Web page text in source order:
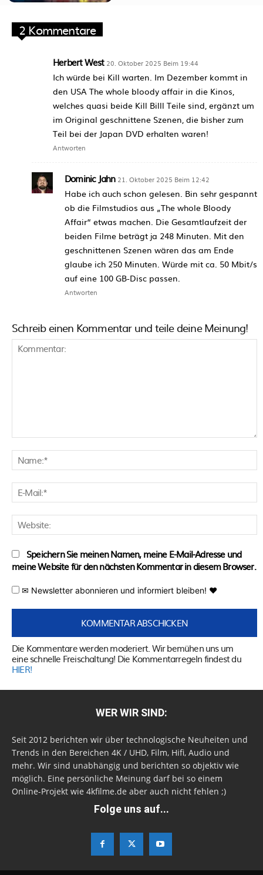
2 Kommentare
Herbert West 20. Oktober 2025 Beim 19:44
Ich würde bei Kill warten. Im Dezember kommt in
den USA The whole bloody affair in die Kinos,
welches quasi beide Kill Billl Teile sind, ergänzt um
im Original geschnittene Szenen, die bisher zum
Teil bei der Japan DVD erhalten waren!
Antworten
Dominic Jahn 21. Oktober 2025 Beim 12:42
Habe ich auch schon gelesen. Bin sehr gespannt
ob die Filmstudios aus „The whole Bloody
Affair“ etwas machen. Die Gesamtlaufzeit der
beiden Filme beträgt ja 248 Minuten. Mit den
geschnittenen Szenen wären das am Ende
glaube ich 250 Minuten. Würde mit ca. 50 Mbit/s
auf eine 100 GB-Disc passen.
Antworten
Schreib einen Kommentar und teile deine Meinung!
Speichern Sie meinen Namen, meine E-Mail-Adresse und
meine Website für den nächsten Kommentar in diesem Browser.
✉ Newsletter abonnieren und informiert bleiben! ♥
Die Kommentare werden moderiert. Wir bemühen uns um
eine schnelle Freischaltung! Die Kommentarregeln findest du
HIER!
WER WIR SIND:
Seit 2012 berichten wir über technologische Neuheiten und
Trends in den Bereichen 4K / UHD, Film, Hifi, Audio und
mehr. Wir sind unabhängig und berichten so objektiv wie
möglich. Eine persönliche Meinung darf bei so einem
Online-Projekt wie 4kfilme.de aber auch nicht fehlen ;)
Folge uns auf...